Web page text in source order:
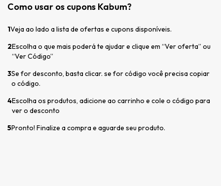
Como usar os cupons Kabum?
1Veja ao lado a lista de ofertas e cupons disponíveis.
2Escolha o que mais poderá te ajudar e clique em “Ver oferta” ou
“Ver Código”
3Se for desconto, basta clicar. se for código você precisa copiar
o código.
4Escolha os produtos, adicione ao carrinho e cole o código para
ver o desconto
5Pronto! Finalize a compra e aguarde seu produto.